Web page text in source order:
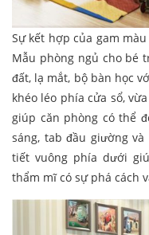
Sự kết hợp của gam
Mẫu phòng ngủ cho bé
đất, lạ mắt, bộ bàn học
khéo léo phía cửa sổ,
giúp căn phòng có thể
sáng, tab đầu giường
tiết vuông phía dưới
thẩm mĩ có sự phá cách